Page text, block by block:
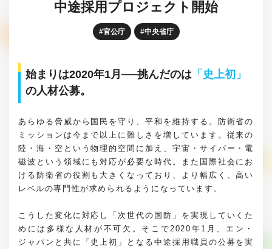
中途採用プロジェクト開始
官公庁 中央省庁
始まりは2020年1月──挑んだのは 「史上初」
の人材公募。
あらゆる脅威から国民を守り、平和を維持する。防衛省の
ミッションは今まで以上に難しさを増しています。従来の
陸・海・空という物理的空間に加え、宇宙・サイバー・電
磁波という領域にも対応が必要な時代。また国際社会にお
ける防衛省の役割も大きくなっており、より幅広く、高い
レベルの専門性が求められるようになっています。
こうした変化に対応し「次世代の国防」を実現していくた
めには多様な人材が不可欠。そこで2020年1月、エン・
ジャパンと共に「史上初」となる中途採用職員の公募を実